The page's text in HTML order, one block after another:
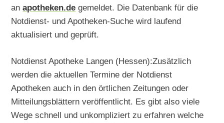
anapotheken.de gemeldet. Die Datenbank für die
Notdienst- und Apotheken-Suche wird laufend
aktualisiert und geprüft.
Notdienst Apotheke Langen (Hessen):Zusätzlich
werden die aktuellen Termine der Notdienst
Apotheken auch in den örtlichen Zeitungen oder
Mitteilungsblättern veröffentlicht. Es gibt also viele
Wege schnell und unkompliziert zu erfahren welche